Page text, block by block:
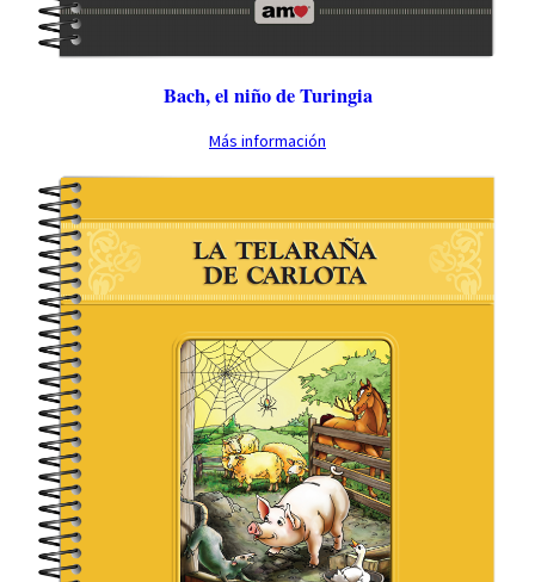
Bach, el niño de Turingia
Más información